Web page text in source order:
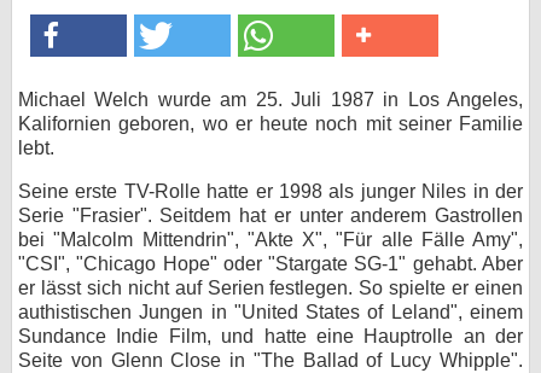
Michael Welch wurde am 25. Juli 1987 in Los Angeles,
Kalifornien geboren, wo er heute noch mit seiner Familie
lebt.
Seine erste TV-Rolle hatte er 1998 als junger Niles in der
Serie "Frasier". Seitdem hat er unter anderem Gastrollen
bei "Malcolm Mittendrin", "Akte X", "Für alle Fälle Amy",
"CSI", "Chicago Hope" oder "Stargate SG-1" gehabt. Aber
er lässt sich nicht auf Serien festlegen. So spielte er einen
authistischen Jungen in "United States of Leland", einem
Sundance Indie Film, und hatte eine Hauptrolle an der
Seite von Glenn Close in "The Ballad of Lucy Whipple".
Veranstaltungen
KULTUR
Specials
SERVICE
Forum
bei X
bei Facebook